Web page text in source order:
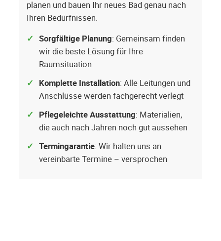
planen und bauen Ihr neues Bad genau nach
Ihren Bedürfnissen.
Sorgfältige Planung: Gemeinsam finden
wir die beste Lösung für Ihre
Raumsituation
Komplette Installation: Alle Leitungen und
Anschlüsse werden fachgerecht verlegt
Pflegeleichte Ausstattung: Materialien,
die auch nach Jahren noch gut aussehen
Termingarantie: Wir halten uns an
vereinbarte Termine – versprochen